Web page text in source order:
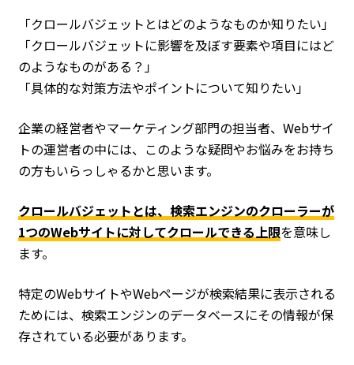
「クロールバジェットとはどのようなものか知りたい」
「クロールバジェットに影響を及ぼす要素や項目にはど
のようなものがある？」
「具体的な対策方法やポイントについて知りたい」
企業の経営者やマーケティング部門の担当者、Webサイ
トの運営者の中には、このような疑問やお悩みをお持ち
の方もいらっしゃるかと思います。
クロールバジェットとは、検索エンジンのクローラーが
1つのWebサイトに対してクロールできる上限を意味し
ます。
特定のWebサイトやWebページが検索結果に表示される
ためには、検索エンジンのデータベースにその情報が保
存されている必要があります。